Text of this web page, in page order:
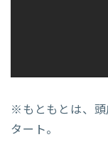
※もともとは、頭
タート。